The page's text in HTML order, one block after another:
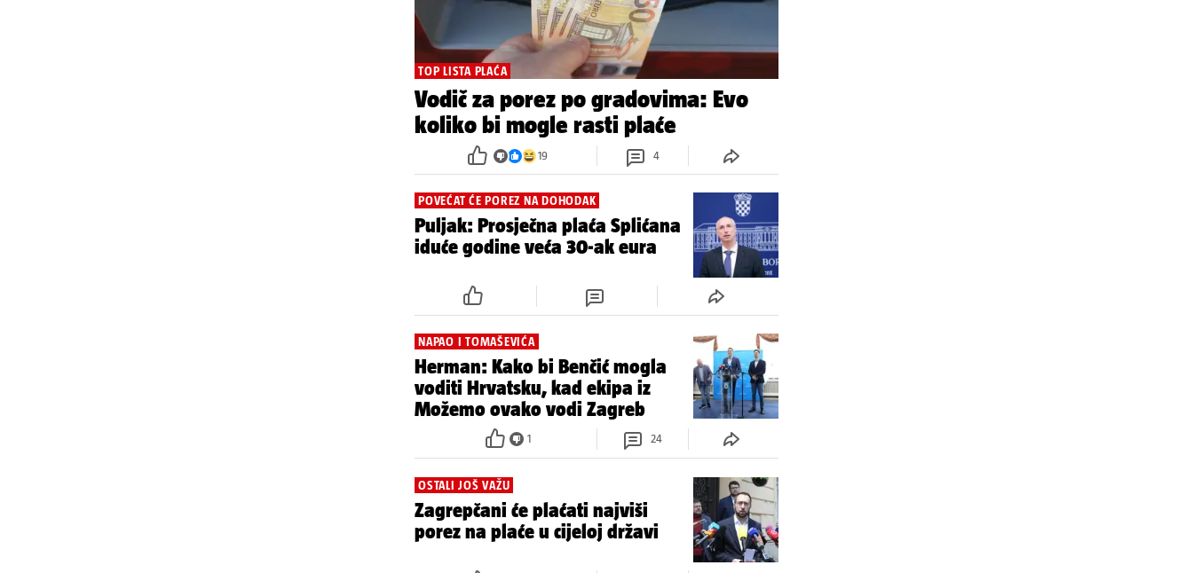
TOP LISTA PLAĆA
Vodič za porez po gradovima: Evo
koliko bi mogle rasti plaće
19 4
POVEĆAT ĆE POREZ NA DOHODAK
Puljak: Prosječna plaća Splićana
iduće godine veća 30-ak eura
NAPAO I TOMAŠEVIĆA
Herman: Kako bi Benčić mogla
voditi Hrvatsku, kad ekipa iz
Možemo ovako vodi Zagreb
1 24
OSTALI JOŠ VAŽU
Zagrepčani će plaćati najviši
porez na plaće u cijeloj državi